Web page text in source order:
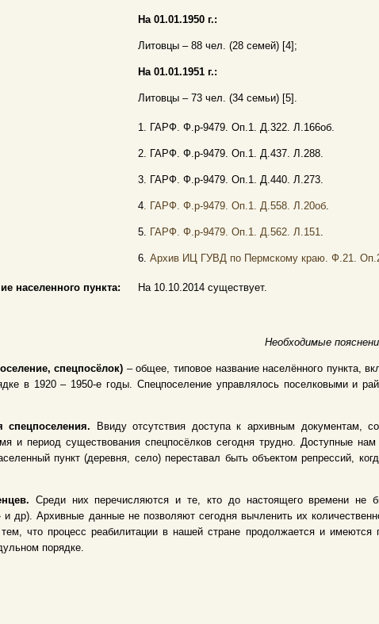
На 01.01.1950 г.:
Литовцы – 88 чел. (28 семей) [4];
На 01.01.1951 г.:
Литовцы – 73 чел. (34 семьи) [5].
1. ГАРФ. Ф.р-9479. Оп.1. Д.322. Л.166об.
2. ГАРФ. Ф.р-9479. Оп.1. Д.437. Л.288.
3. ГАРФ. Ф.р-9479. Оп.1. Д.440. Л.273.
4. ГАРФ. Ф.р-9479. Оп.1. Д.558. Л.20об.
5. ГАРФ. Ф.р-9479. Оп.1. Д.562. Л.151.
6. Архив ИЦ ГУВД по Пермскому краю. Ф.21.
населенного пункта: На 10.10.2014 существует.
Необходимые
спецпосёлок) – общее, типовое название населённого пункта,
в 1920 – 1950-е годы. Спецпоселение управлялось поселковыми и
спецпоселения.
Ввиду отсутствия доступа к архивным документам,
и период существования спецпосёлков сегодня трудно. Доступные
пункт (деревня, село) переставал быть объектом репрессий,
Среди них перечисляются и те, кто до настоящего времени не
др). Архивные данные не позволяют сегодня вычленить их
что процесс реабилитации в нашей стране продолжается и имеются
порядке.